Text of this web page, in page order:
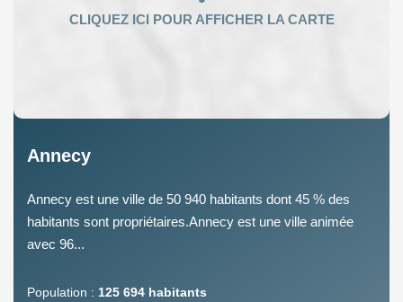
Annecy
Annecy est une ville de 50 940 habitants dont 45 % des
habitants sont propriétaires.Annecy est une ville animée
avec 96...
Population : 125 694 habitants